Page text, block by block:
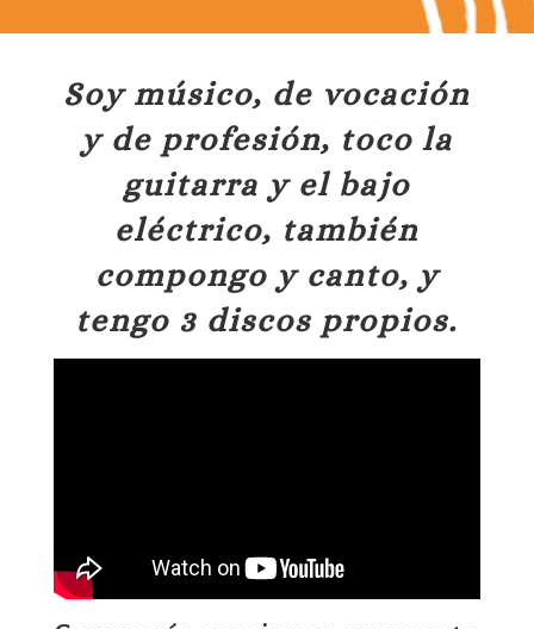
Soy músico, de vocación
y de profesión, toco la
guitarra y el bajo
eléctrico, también
compongo y canto, y
tengo 3 discos propios.